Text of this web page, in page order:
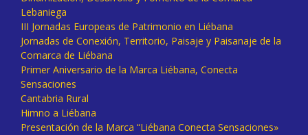
Lebaniega
III Jornadas Europeas de Patrimonio en Liébana
Jornadas de Conexión, Territorio, Paisaje y Paisanaje de la
Comarca de Liébana
Primer Aniversario de la Marca Liébana, Conecta
Sensaciones
Cantabria Rural
Himno a Liébana
Presentación de la Marca “Liébana Conecta Sensaciones»